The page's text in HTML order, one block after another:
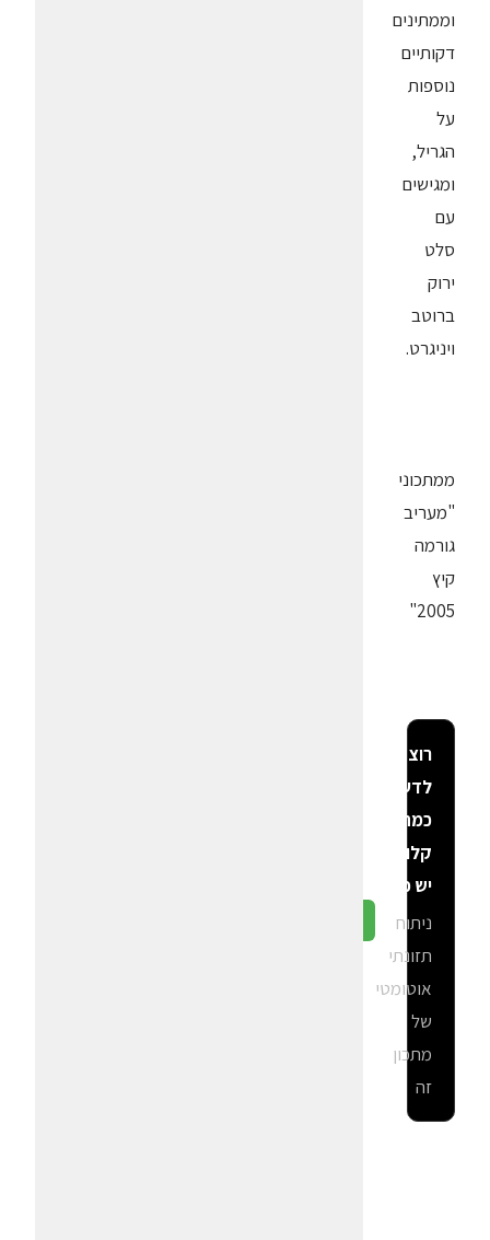
וממתינים
דקותיים
נוספות
על
הגריל,
ומגישים
עם
סלט
ירוק
ברוטב
ויניגרט.
ממתכוני
"מעריב
גורמה
קיץ
2005"
רוצה
לדעת
כמה
קלוריות
יש פה?
ניתוח
תזונתי
אוטומטי
של
מתכון
זה